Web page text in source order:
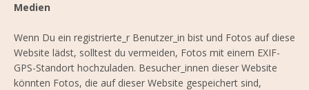
Medien
Wenn Du ein registrierte_r Benutzer_in bist und Fotos auf diese
Website lädst, solltest du vermeiden, Fotos mit einem EXIF-
GPS-Standort hochzuladen. Besucher_innen dieser Website
könnten Fotos, die auf dieser Website gespeichert sind,